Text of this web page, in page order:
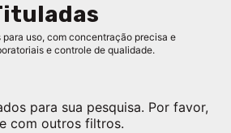
uso, com concentração precisa e
e controle de qualidade.
para sua pesquisa. Por favor,
com outros filtros.